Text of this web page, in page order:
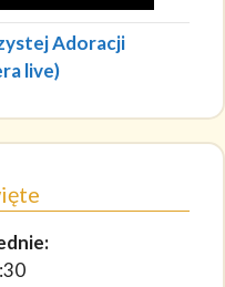
Adoracji
live)